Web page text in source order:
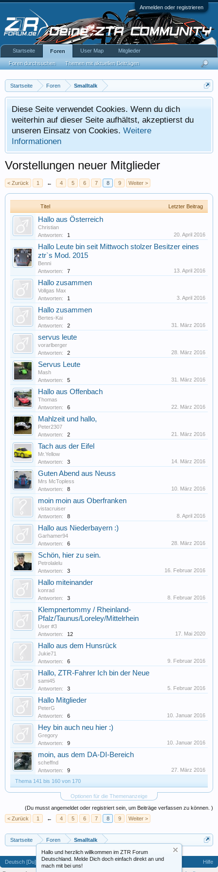
Anmelden oder registrieren
Startseite Foren Smalltalk
Diese Seite verwendet Cookies. Wenn du dich
weiterhin auf dieser Seite aufhältst, akzeptierst du
unseren Einsatz von Cookies. Weitere
Informationen
Hallo und herzlich willkommen im ZTR Forum
Deutschland. Melde Dich doch einfach direkt an und
mach mit bei uns!
Vorstellungen neuer Mitglieder
< Zurück 1 ← 4 5 6 7 8 9 Weiter >
Titel Letzter Beitrag
Hallo aus Österreich
Christian
Antworten:
1 20. April 2016
Hallo Leute bin seit Mittwoch stolzer Besitzer eines
ztr`s Mod. 2015
Benni
Antworten:
7 13. April 2016
Hallo zusammen
Vollgas Max
Antworten:
1 3. April 2016
Hallo zusammen
Bertes-Kai
Antworten:
2 31. März 2016
servus leute
vorarlberger
Antworten:
2 28. März 2016
Servus Leute
Mash
Antworten:
5 31. März 2016
Hallo aus Offenbach
Thomas
Antworten:
6 22. März 2016
Mahlzeit und hallo,
Peter2307
Antworten:
2 21. März 2016
Tach aus der Eifel
Mr.Yellow
Antworten:
3 14. März 2016
Guten Abend aus Neuss
Mrs McTopless
Antworten:
8 10. März 2016
moin moin aus Oberfranken
vistacruiser
Antworten:
8 8. April 2016
Hallo aus Niederbayern :)
Garhamer94
Antworten:
6 28. März 2016
Schön, hier zu sein.
Petrolalelu
Antworten:
3 16. Februar 2016
Hallo miteinander
konrad
Antworten:
3 8. Februar 2016
Klempnertommy / Rheinland-
Pfalz/Taunus/Loreley/Mittelrhein
User #3
Antworten:
12 17. Mai 2020
Hallo aus dem Hunsrück
Jukie71
Antworten:
6 9. Februar 2016
Hallo, ZTR-Fahrer Ich bin der Neue
sami45
Antworten:
3 5. Februar 2016
Hallo Mitglieder
PeterG
Antworten:
6 10. Januar 2016
Hey bin auch neu hier :)
Gregory
Antworten:
9 10. Januar 2016
moin, aus dem DA-DI-Bereich
scheffnd
Antworten:
9
27. März 2016
Thema 141 bis 160 von 170
Optionen für die Themenanzeige
(Du musst angemeldet oder registriert sein, um Beiträge verfassen zu können. )
< Zurück
1 ← 4 5 6 7 8 9 Weiter >
Startseite Foren Smalltalk
Startseite Foren
Foren durchsuchen Themen mit aktuellen Beiträgen
User Map Mitglieder
Deutsch [Du]
Hilfe